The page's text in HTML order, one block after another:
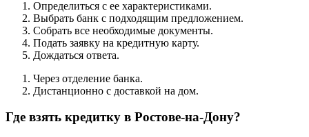
Определиться с ее характеристиками.
Выбрать банк с подходящим предложением.
Собрать все необходимые документы.
Подать заявку на кредитную карту.
Дождаться ответа.
Через отделение банка.
Дистанционно с доставкой на дом.
Где взять кредитку в Ростове-на-Дону?